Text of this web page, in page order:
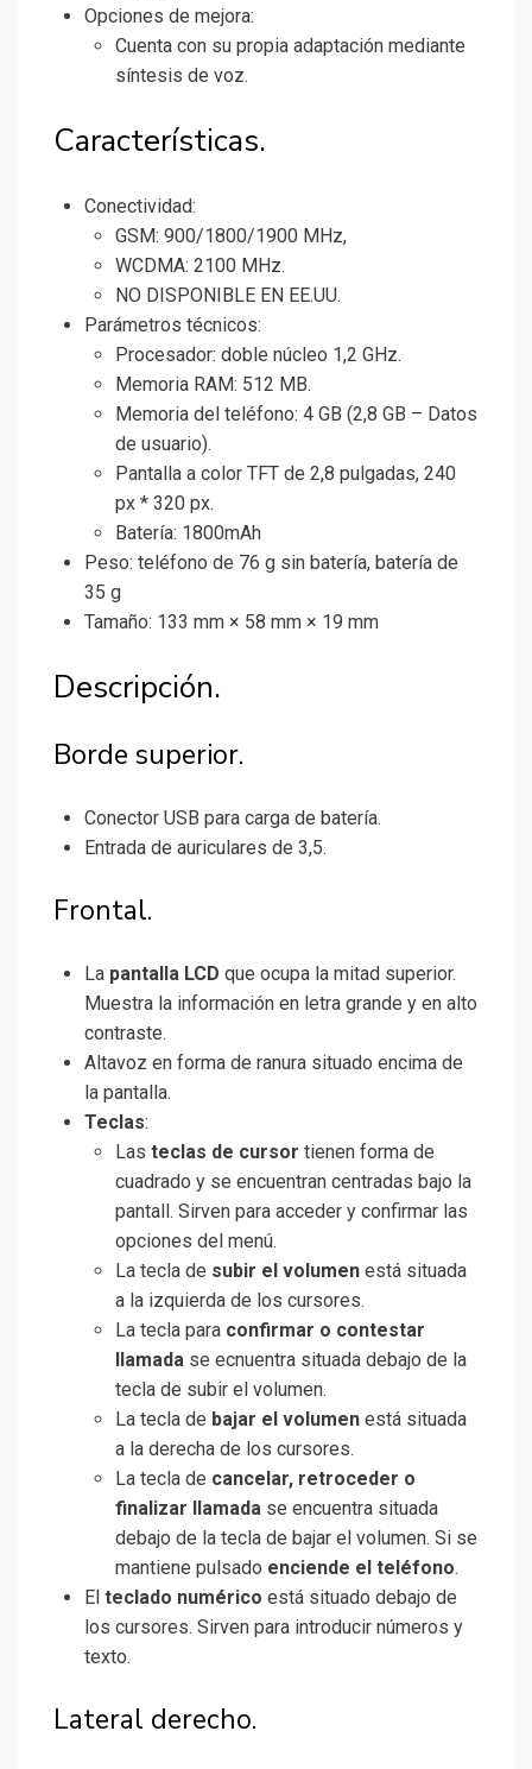
Opciones de mejora:
Cuenta con su propia adaptación mediante
síntesis de voz.
Características.
Conectividad:
GSM: 900/1800/1900 MHz,
WCDMA: 2100 MHz.
NO DISPONIBLE EN EE.UU.
Parámetros técnicos:
Procesador: doble núcleo 1,2 GHz.
Memoria RAM: 512 MB.
Memoria del teléfono: 4 GB (2,8 GB – Datos
de usuario).
Pantalla a color TFT de 2,8 pulgadas, 240
px * 320 px.
Batería: 1800mAh
Peso: teléfono de 76 g sin batería, batería de
35 g
Tamaño: 133 mm × 58 mm × 19 mm
Descripción.
Borde superior.
Conector USB para carga de batería.
Entrada de auriculares de 3,5.
Frontal.
La pantalla LCD que ocupa la mitad superior.
Muestra la información en letra grande y en alto
contraste.
Altavoz en forma de ranura situado encima de
la pantalla.
Teclas:
Las teclas de cursor tienen forma de
cuadrado y se encuentran centradas bajo la
pantall. Sirven para acceder y confirmar las
opciones del menú.
La tecla de subir el volumen está situada
a la izquierda de los cursores.
La tecla para confirmar o contestar
llamada se ecnuentra situada debajo de la
tecla de subir el volumen.
La tecla de bajar el volumen está situada
a la derecha de los cursores.
La tecla de cancelar, retroceder o
finalizar llamada se encuentra situada
debajo de la tecla de bajar el volumen. Si se
mantiene pulsado enciende el teléfono.
El teclado numérico está situado debajo de
los cursores. Sirven para introducir números y
texto.
Lateral derecho.